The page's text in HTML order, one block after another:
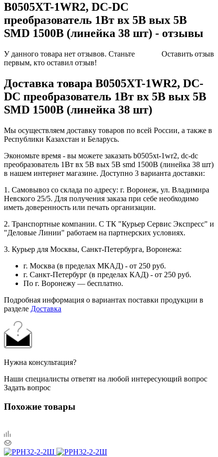
B0505XT-1WR2, DC-DC
преобразователь 1Вт вх 5В вых 5В
SMD 1500В (линейка 38 шт) - отзывы
Оставить отзыв
У данного товара нет отзывов. Станьте
первым, кто оставил отзыв!
Доставка товара B0505XT-1WR2, DC-
DC преобразователь 1Вт вх 5В вых 5В
SMD 1500В (линейка 38 шт)
Мы осуществляем доставку товаров по всей России, а также в
Республики Казахстан и Беларусь.
Экономьте время - вы можете заказать b0505xt-1wr2, dc-dc
преобразователь 1Вт вх 5В вых 5В smd 1500В (линейка 38 шт)
в нашем интернет магазине. Доступно 3 варианта доставки:
1. Самовывоз со склада по адресу: г. Воронеж, ул. Владимира
Невского 25/5. Для получения заказа при себе необходимо
иметь доверенность или печать организации.
2. Транспортные компании. С ТК "Курьер Сервис Экспресс" и
"Деловые Линии" работаем на партнерских условиях.
3. Курьер для Москвы, Санкт-Петербурга, Воронежа:
г. Москва (в пределах МКАД) - от 250 руб.
г. Санкт-Петербург (в пределах КАД) - от 250 руб.
По г. Воронежу — бесплатно.
Подробная информация о вариантах поставки продукции в
разделе Доставка
Нужна консультация?
Наши специалисты ответят на любой интересующий вопрос
Задать вопрос
Похожие товары